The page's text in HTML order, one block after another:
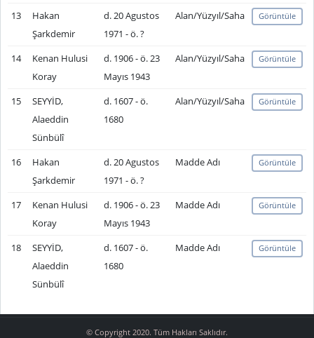
13
Hakan
Şarkdemir
d. 20 Agustos
1971 - ö. ?
Alan/Yüzyıl/Saha Görüntüle
14
Kenan Hulusi
Koray
d. 1906 - ö. 23
Mayıs 1943
Alan/Yüzyıl/Saha Görüntüle
15
SEYYİD,
Alaeddin
Sünbülî
d. 1607 - ö.
1680
Alan/Yüzyıl/Saha Görüntüle
16
Hakan
Şarkdemir
d. 20 Agustos
1971 - ö. ?
Madde Adı Görüntüle
17
Kenan Hulusi
Koray
d. 1906 - ö. 23
Mayıs 1943
Madde Adı Görüntüle
18
SEYYİD,
Alaeddin
Sünbülî
d. 1607 - ö.
1680
Madde Adı Görüntüle
© Copyright 2020. Tüm Hakları Saklıdır.